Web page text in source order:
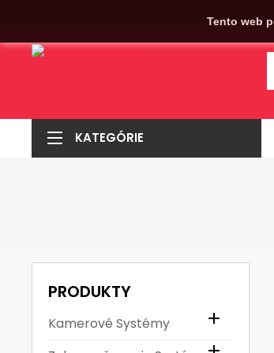
Tento web
KATEGÓRIE
PRODUKTY
Kamerové Systémy 